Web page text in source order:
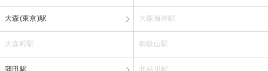
大森(東京)駅 大森海岸駅
大森町駅 御嶽山駅
蒲田駅 北品川駅